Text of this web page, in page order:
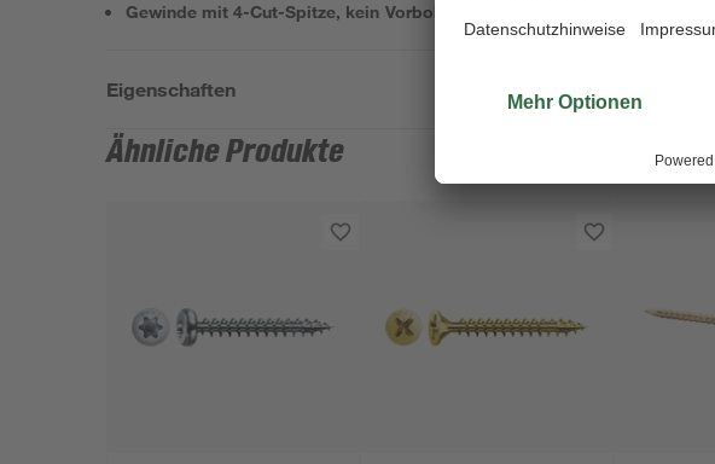
Gewinde mit 4-Cut-Spitze, kein Vorbohren
Eigenschaften
Ähnliche Produkte